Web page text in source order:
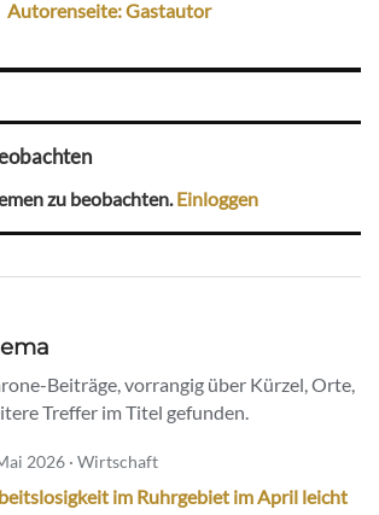
Autorenseite: Gastautor
zu beobachten.Einloggen
Beiträge, vorrangig über Kürzel, Orte,
Treffer im Titel gefunden.
2026 · Wirtschaft
im Ruhrgebiet im April leicht